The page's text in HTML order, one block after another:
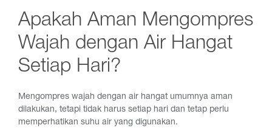
Apakah Aman Mengompres
Wajah dengan Air Hangat
Setiap Hari?
Mengompres wajah dengan air hangat umumnya aman
dilakukan, tetapi tidak harus setiap hari dan tetap perlu
memperhatikan suhu air yang digunakan.